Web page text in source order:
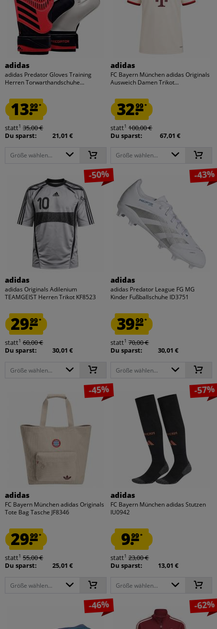
adidas
adidas Predator Gloves Training
Herren Torwarthandschuhe...
13.99*
statt1 35,00 €
Du sparst:
21,01 €
Größe wählen...
adidas
FC Bayern München adidas Originals
Ausweich Damen Trikot...
32.99*
statt1 100,00 €
Du sparst:
67,01 €
Größe wählen...
-50%
adidas
adidas Originals Adilenium
TEAMGEIST Herren Trikot KF8523
29.99*
statt1 60,00 €
Du sparst:
30,01 €
Größe wählen...
-43%
adidas
adidas Predator League FG MG
Kinder Fußballschuhe ID3751
39.99*
statt1 70,00 €
Du sparst:
30,01 €
Größe wählen...
-45%
adidas
FC Bayern München adidas Originals
Tote Bag Tasche JF8346
29.99*
statt1 55,00 €
Du sparst:
25,01 €
Größe wählen...
-57%
adidas
FC Bayern München adidas Stutzen
IU0942
9.99*
statt1 23,00 €
Du sparst:
13,01 €
Größe wählen...
-46% -62%